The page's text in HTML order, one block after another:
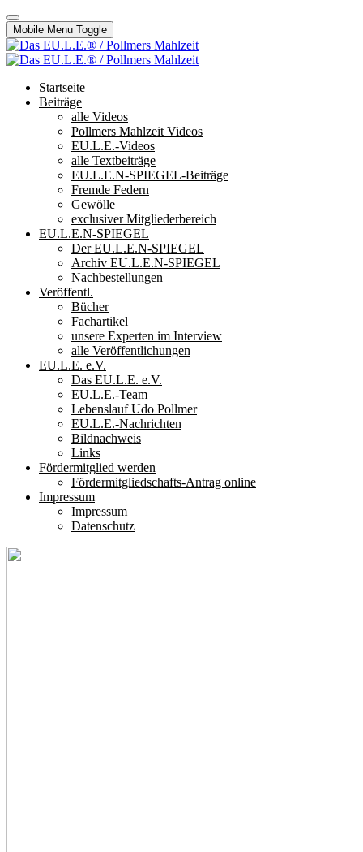
Mobile Menu Toggle
Startseite
Beiträge
alle Videos
Pollmers Mahlzeit Videos
EU.L.E.-Videos
alle Textbeiträge
EU.L.E.N-SPIEGEL-Beiträge
Fremde Federn
Gewölle
exclusiver Mitgliederbereich
EU.L.E.N-SPIEGEL
Der EU.L.E.N-SPIEGEL
Archiv EU.L.E.N-SPIEGEL
Nachbestellungen
Veröffentl.
Bücher
Fachartikel
unsere Experten im Interview
alle Veröffentlichungen
EU.L.E. e.V.
Das EU.L.E. e.V.
EU.L.E.-Team
Lebenslauf Udo Pollmer
EU.L.E.-Nachrichten
Bildnachweis
Links
Fördermitglied werden
Fördermitgliedschafts-Antrag online
Impressum
Impressum
Datenschutz